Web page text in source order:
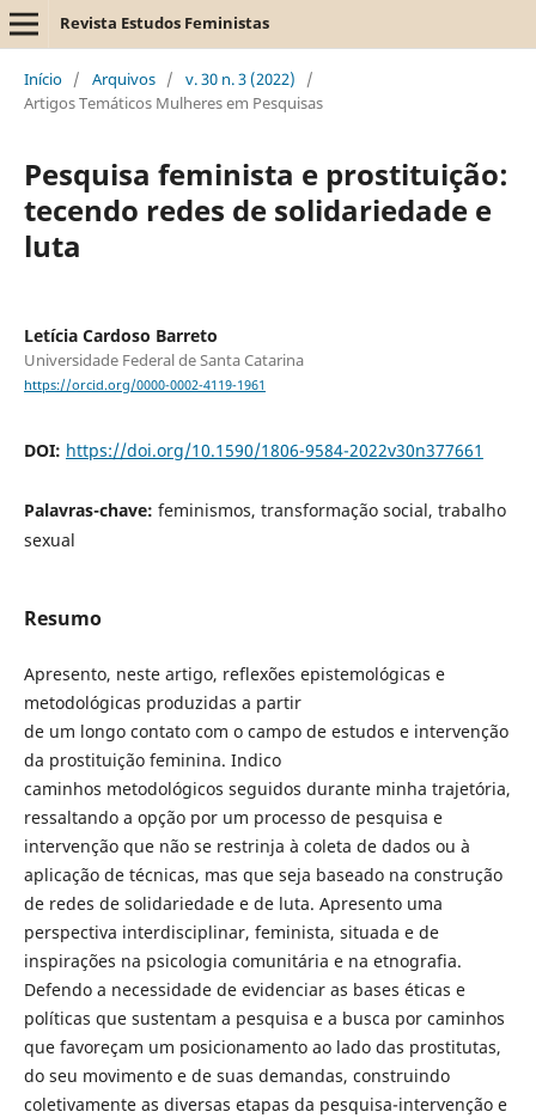
Revista Estudos Feministas
Início / Arquivos / v. 30 n. 3 (2022)
/
Artigos Temáticos Mulheres em Pesquisas
Pesquisa feminista e prostituição:
tecendo redes de solidariedade e
luta
Letícia Cardoso Barreto
Universidade Federal de Santa Catarina
https://orcid.org/0000-0002-4119-1961
DOI: https://doi.org/10.1590/1806-9584-2022v30n377661
Palavras-chave: feminismos, transformação social, trabalho
sexual
Resumo
Apresento, neste artigo, reflexões epistemológicas e
metodológicas produzidas a partir
de um longo contato com o campo de estudos e intervenção
da prostituição feminina. Indico
caminhos metodológicos seguidos durante minha trajetória,
ressaltando a opção por um processo de pesquisa e
intervenção que não se restrinja à coleta de dados ou à
aplicação de técnicas, mas que seja baseado na construção
de redes de solidariedade e de luta. Apresento uma
perspectiva interdisciplinar, feminista, situada e de
inspirações na psicologia comunitária e na etnografia.
Defendo a necessidade de evidenciar as bases éticas e
políticas que sustentam a pesquisa e a busca por caminhos
que favoreçam um posicionamento ao lado das prostitutas,
do seu movimento e de suas demandas, construindo
coletivamente as diversas etapas da pesquisa-intervenção e